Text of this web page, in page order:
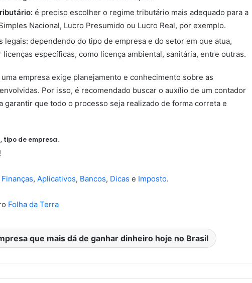
é preciso escolher o regime tributário mais adequado para a
Nacional, Lucro Presumido ou Lucro Real, por exemplo.
legais: dependendo do tipo de empresa e do setor em que atua,
específicas, como licença ambiental, sanitária, entre outras.
empresa exige planejamento e conhecimento sobre as
Por isso, é recomendado buscar o auxílio de um contador
garantir que todo o processo seja realizado de forma correta e
tipo de empresa.
Finanças, Aplicativos, Bancos, Dicas e Imposto.
Folha da Terra
que mais dá de ganhar dinheiro hoje no Brasil